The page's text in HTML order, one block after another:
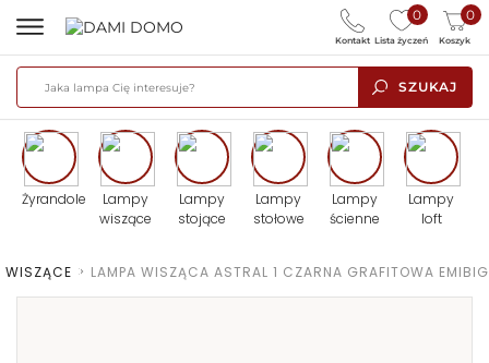
SZUKAJ
0
Lista życzeń
0
Koszyk
Kontakt
Żyrandole
Lampy
wiszące
Lampy
stojące
Lampy
stołowe
Lampy
ścienne
Lampy
loft
WISZĄCE > LAMPA WISZĄCA ASTRAL 1 CZARNA GRAFITOWA EMIBIG